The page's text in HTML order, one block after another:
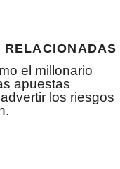
el millonario
apuestas
los riesgos